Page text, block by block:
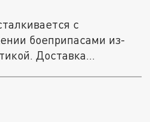
с
боеприпасами из-
Доставка...